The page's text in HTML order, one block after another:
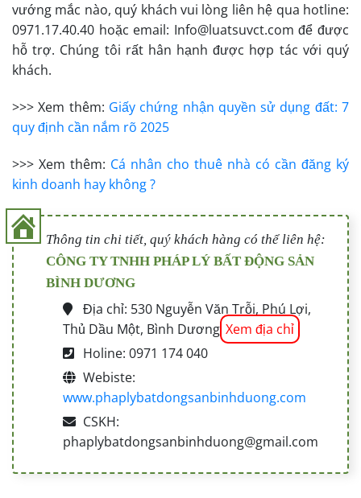
vướng mắc nào, quý khách vui lòng liên hệ qua hotline:
0971.17.40.40 hoặc email: Info@luatsuvct.com để được
hỗ trợ. Chúng tôi rất hân hạnh được hợp tác với quý
khách.
>>> Xem thêm: Giấy chứng nhận quyền sử dụng đất: 7
quy định cần nắm rõ 2025
>>> Xem thêm: Cá nhân cho thuê nhà có cần đăng ký
kinh doanh hay không ?
Thông tin chi tiết, quý khách hàng có thể liên hệ:
CÔNG TY TNHH PHÁP LÝ BẤT ĐỘNG SẢN
BÌNH DƯƠNG
Địa chỉ: 530 Nguyễn Văn Trỗi, Phú Lợi,
Thủ Dầu Một, Bình Dương Xem địa chỉ
Holine: 0971 174 040
Webiste:
www.phaplybatdongsanbinhduong.com
CSKH:
phaplybatdongsanbinhduong@gmail.com